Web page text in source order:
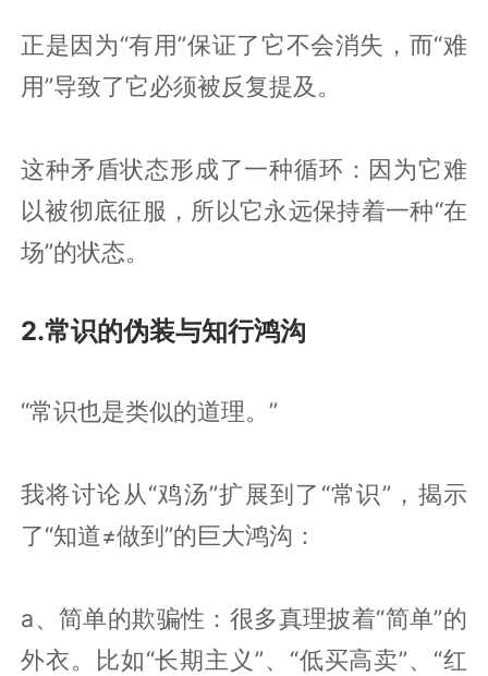
正是因为“有用”保证了它不会消失，而“难
用”导致了它必须被反复提及。
这种矛盾状态形成了一种循环：因为它难
以被彻底征服，所以它永远保持着一种“在
场”的状态。
2.常识的伪装与知行鸿沟
“常识也是类似的道理。”
我将讨论从“鸡汤”扩展到了“常识”，揭示
了“知道≠做到”的巨大鸿沟：
a、简单的欺骗性：很多真理披着“简单”的
外衣。比如“长期主义”、“低买高卖”、“红